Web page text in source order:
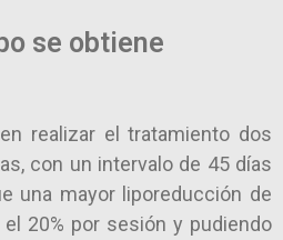
se obtiene
realizar el tratamiento dos
con un intervalo de 45 días
una mayor liporeducción de
20% por sesión y pudiendo